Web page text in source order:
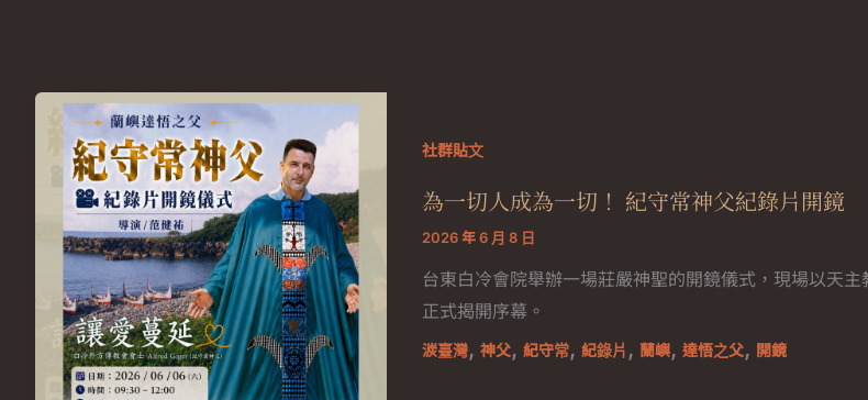
社群貼文
為一切人成為一切！ 紀守常神父紀錄片開鏡
2026 年 6 月 8 日
台東白冷會院舉辦一場莊嚴神聖的開鏡儀式，現場以天
正式揭開序幕。
湠臺灣, 神父, 紀守常, 紀錄片 , 蘭嶼, 達悟之父, 開鏡